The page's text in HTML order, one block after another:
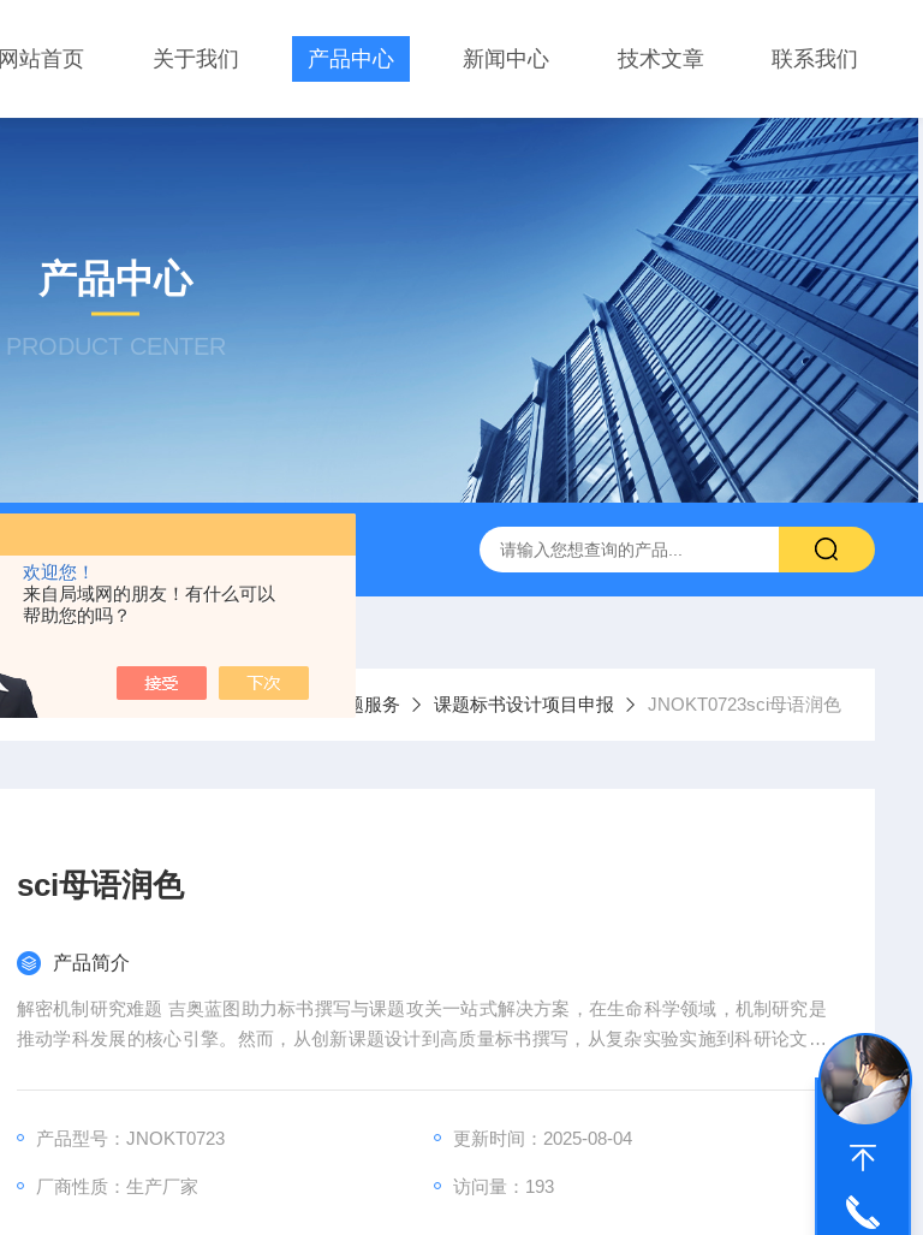
欢迎您！
来自局域网的朋友！有什么可以
帮助您的吗？
网站首页 关于我们 产品中心 新闻中心 技术文章 联系我们
产品中心
PRODUCT CENTER
人源肿瘤组织异种移植（PDX）小鼠模型 流式实验外包
当前位置： 首页 产品中心 整体课题服务 课题标书设计项目申报 JNOKT0723sci母语润色
sci母语润色
产品简介
解密机制研究难题 吉奥蓝图助力标书撰写与课题攻关一站式解决方案，在生命科学领域，机制研究是
推动学科发展的核心引擎。然而，从创新课题设计到高质量标书撰写，从复杂实验实施到科研论文转
化，研究者常面临三大难题：创新方向模糊、技术实现困难、成果转化乏力。吉奥蓝图（JENNIO-LA
B）依托全链式科研平台与十年深耕经验，推出"机制研究课题全周期赋能计划"，为科研工作者提供从
理论创新到数据落地的完整解决方案。
产品型号：JNOKT0723 更新时间：2025-08-04
厂商性质：生产厂家 访问量：193